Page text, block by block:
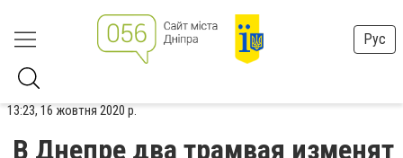
Рус
13:23, 16 жовтня 2020 р.
В Днепре два трамвая изменят